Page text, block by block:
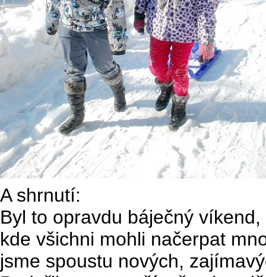
A shrnutí:
Byl to opravdu báječný
kde všichni mohli načerpat
jsme spoustu nových,